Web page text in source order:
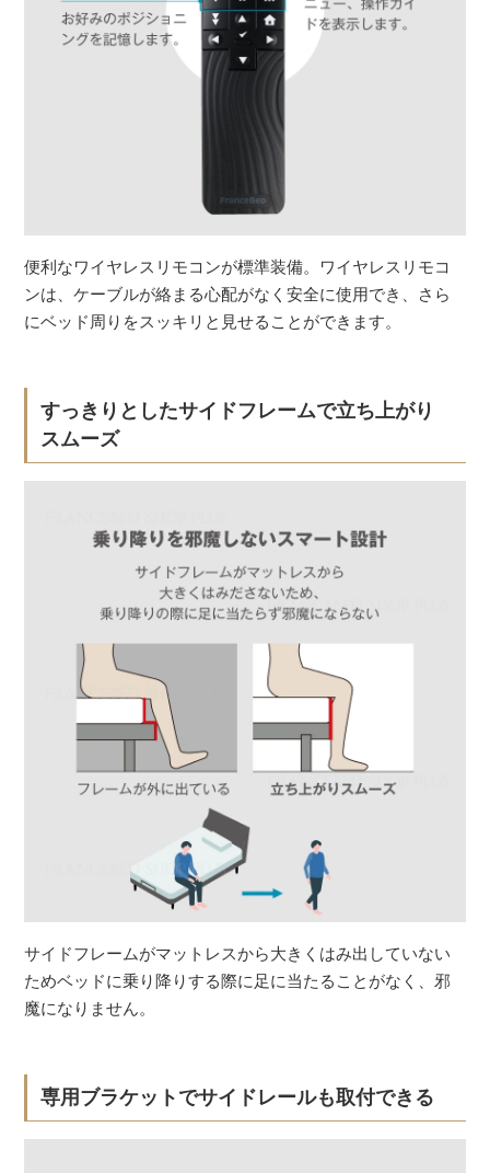
便利なワイヤレスリモコンが標準装備。ワイヤレスリモコ
ンは、ケーブルが絡まる心配がなく安全に使用でき、さら
にベッド周りをスッキリと見せることができます。
すっきりとしたサイドフレームで立ち上がり
スムーズ
サイドフレームがマットレスから大きくはみ出していない
ためベッドに乗り降りする際に足に当たることがなく、邪
魔になりません。
専用ブラケットでサイドレールも取付できる